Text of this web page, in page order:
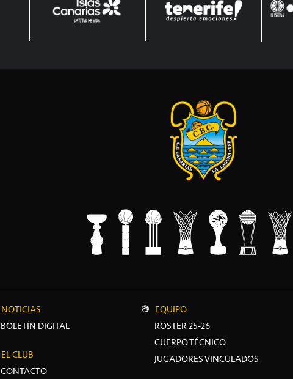
NOTICIAS
BOLETÍN DIGITAL
EL CLUB
CONTACTO
EQUIPO
ROSTER 25-26
CUERPO TÉCNICO
JUGADORES VINCULADOS